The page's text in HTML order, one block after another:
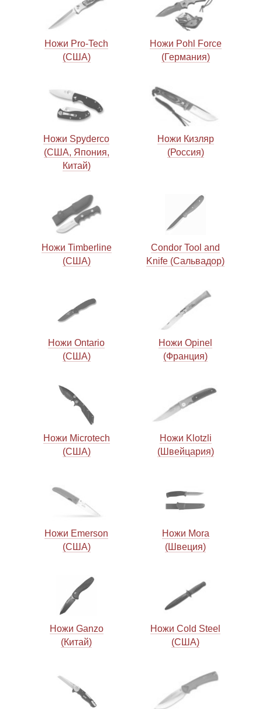
Ножи Pro-Tech
(США)
Ножи Pohl Force
(Германия)
Ножи Spyderco
(США, Япония,
Китай)
Ножи Кизляр
(Россия)
Ножи Timberline
(США)
Condor Tool and
Knife (Сальвадор)
Ножи Ontario
(США)
Ножи Opinel
(Франция)
Ножи Microtech
(США)
Ножи Klotzli
(Швейцария)
Ножи Emerson
(США)
Ножи Mora
(Швеция)
Ножи Ganzo
(Китай)
Ножи Cold Steel
(США)
Линейки для настройки лука
Полочки для лука
Плунжеры для лука
Киссеры для лука
Охотничьи ножи
Ножи складные